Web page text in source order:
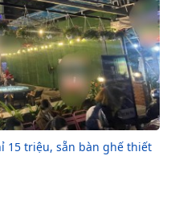
15 triệu, sẵn bàn ghế thiết